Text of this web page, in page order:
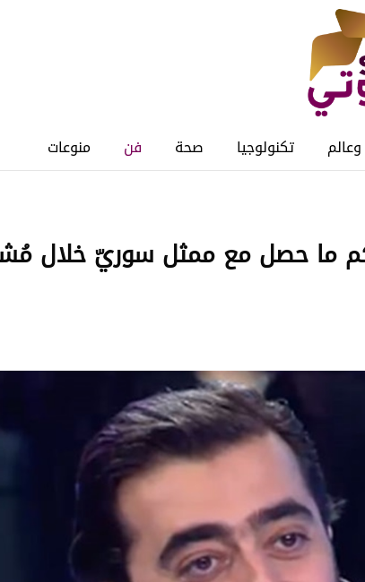
تكنولوجيا صحة فن منوعات
ما حصل مع ممثل سوريّ خلال